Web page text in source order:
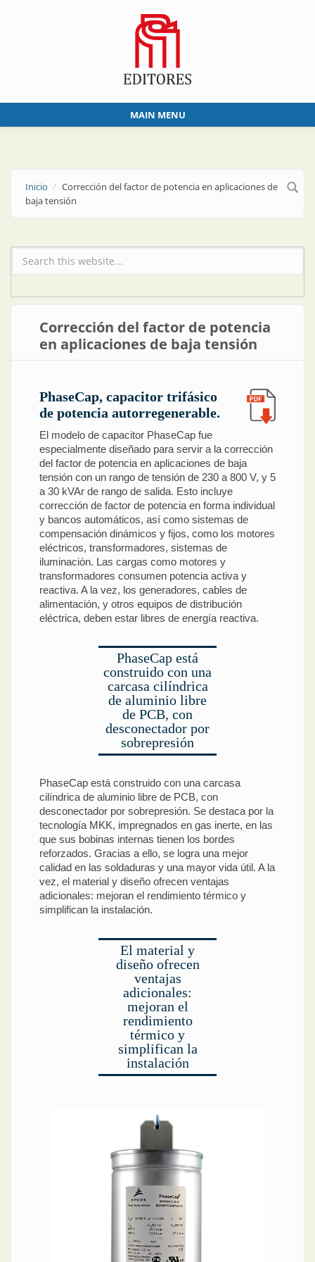
MAIN MENU
Inicio
Corrección del factor de potencia en aplicaciones de
baja tensión
Formulario de búsqueda
Corrección del factor de potencia
en aplicaciones de baja tensión
PhaseCap, capacitor trifásico
de potencia autorregenerable.
El modelo de capacitor PhaseCap fue
especialmente diseñado para servir a la corrección
del factor de potencia en aplicaciones de baja
tensión con un rango de tensión de 230 a 800 V, y 5
a 30 kVAr de rango de salida. Esto incluye
corrección de factor de potencia en forma individual
y bancos automáticos, así como sistemas de
compensación dinámicos y fijos, como los motores
eléctricos, transformadores, sistemas de
iluminación. Las cargas como motores y
transformadores consumen potencia activa y
reactiva. A la vez, los generadores, cables de
alimentación, y otros equipos de distribución
eléctrica, deben estar libres de energía reactiva.
PhaseCap está
construido con una
carcasa cilíndrica
de aluminio libre
de PCB, con
desconectador por
sobrepresión
PhaseCap está construido con una carcasa
cilíndrica de aluminio libre de PCB, con
desconectador por sobrepresión. Se destaca por la
tecnología MKK, impregnados en gas inerte, en las
que sus bobinas internas tienen los bordes
reforzados. Gracias a ello, se logra una mejor
calidad en las soldaduras y una mayor vida útil. A la
vez, el material y diseño ofrecen ventajas
adicionales: mejoran el rendimiento térmico y
simplifican la instalación.
El material y
diseño ofrecen
ventajas
adicionales:
mejoran el
rendimiento
térmico y
simplifican la
instalación